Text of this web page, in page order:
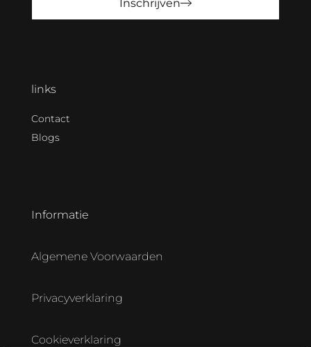
Informatie
Algemene Voorwaarden
Privacyverklaring
Cookieverklaring
links
Contact
Blogs
Inschrijven